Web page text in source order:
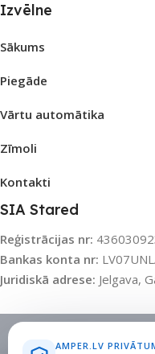
Izvēlne
Sākums
Piegāde
Vārtu automātika
Zīmoli
Kontakti
SIA Stared
Reģistrācijas nr:
Bankas konta nr:
Juridiskā adrese: Jelgava,
AMPER.LV